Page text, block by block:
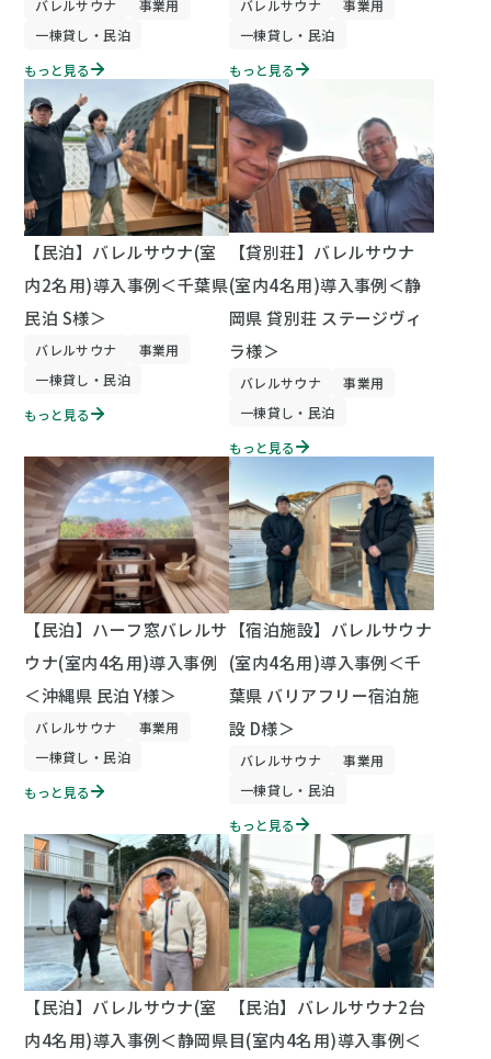
バレルサウナ
事業用
一棟貸し・民泊
もっと見る
バレルサウナ
事業用
一棟貸し・民泊
もっと見る
【民泊】バレルサウナ(室
内2名用)導入事例＜千葉県
民泊 S様＞
バレルサウナ
事業用
一棟貸し・民泊
もっと見る
【貸別荘】バレルサウナ
(室内4名用)導入事例＜静
岡県 貸別荘 ステージヴィ
ラ様＞
バレルサウナ
事業用
一棟貸し・民泊
もっと見る
【民泊】ハーフ窓バレルサ
ウナ(室内4名用)導入事例
＜沖縄県 民泊 Y様＞
バレルサウナ
事業用
一棟貸し・民泊
もっと見る
【宿泊施設】バレルサウナ
(室内4名用)導入事例＜千
葉県 バリアフリー宿泊施
設 D様＞
バレルサウナ
事業用
一棟貸し・民泊
もっと見る
【民泊】バレルサウナ(室
内4名用)導入事例＜静岡県
【民泊】バレルサウナ2台
目(室内4名用)導入事例＜